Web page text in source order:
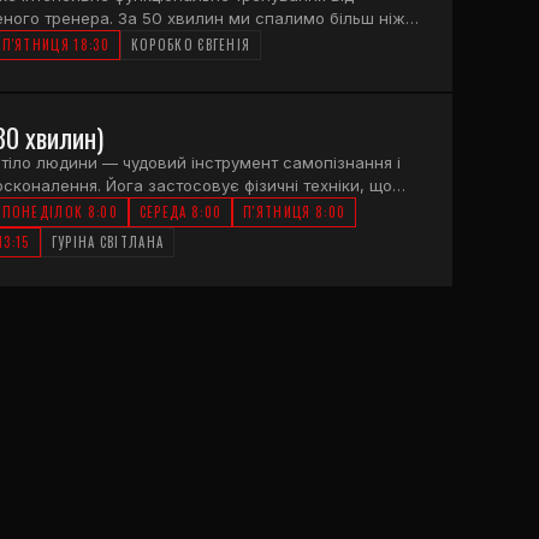
тренера. За 50 хвилин ми спалимо більш ніж
використаємо різноманітний фітнес-інвентар,
зі своєю вагою та не забудемо про розтяжку
П'ЯТНИЦЯ 18:30 КОРОБКО ЄВГЕНІЯ
хвилин)
людини — чудовий інструмент самопізнання і
Йога застосовує фізичні техніки, що
самоусвідомлення за допомогою асан (поз
(дихальних практик), мудр і бандх. Вправи
тіло здоровим, сильним і витривалим.
ПОНЕДІЛОК 8:00 СЕРЕДА 8:00
П'ЯТНИЦЯ 8:00
ГУРІНА СВІТЛАНА